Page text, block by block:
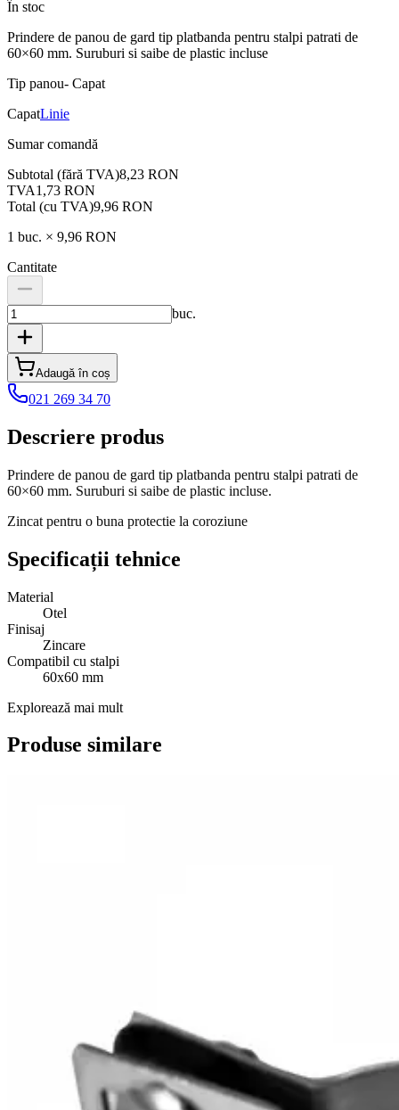
În stoc
Prindere de panou de gard tip platbanda pentru stalpi patrati de
60×60 mm. Suruburi si saibe de plastic incluse
Tip panou- Capat
CapatLinie
Sumar comandă
Subtotal (fără TVA)8,23 RON
TVA1,73 RON
Total (cu TVA)9,96 RON
1 buc. × 9,96 RON
Cantitate
buc.
Adaugă în coș
021 269 34 70
Descriere produs
Prindere de panou de gard tip platbanda pentru stalpi patrati de
60×60 mm. Suruburi si saibe de plastic incluse.
Zincat pentru o buna protectie la coroziune
Specificații tehnice
Material
Otel
Finisaj
Zincare
Compatibil cu stalpi
60x60 mm
Explorează mai mult
Produse similare